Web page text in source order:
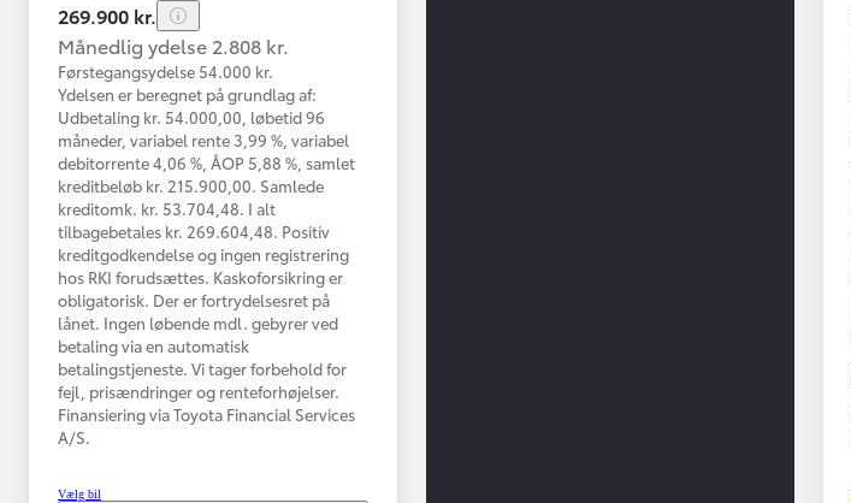
Fra kr. 349.990
269.900 kr.
Månedlig ydelse 2.808 kr.
Førstegangsydelse 54.000 kr.
Ydelsen er beregnet på grundlag af:
Udbetaling kr. 54.000,00, løbetid 96
måneder, variabel rente 3,99 %, variabel
debitorrente 4,06 %, ÅOP 5,88 %, samlet
kreditbeløb kr. 215.900,00. Samlede
kreditomk. kr. 53.704,48. I alt
tilbagebetales kr. 269.604,48. Positiv
kreditgodkendelse og ingen registrering
hos RKI forudsættes. Kaskoforsikring er
obligatorisk. Der er fortrydelsesret på
lånet. Ingen løbende mdl. gebyrer ved
betaling via en automatisk
betalingstjeneste. Vi tager forbehold for
fejl, prisændringer og renteforhøjelser.
Finansiering via Toyota Financial Services
A/S.
Vælg bil